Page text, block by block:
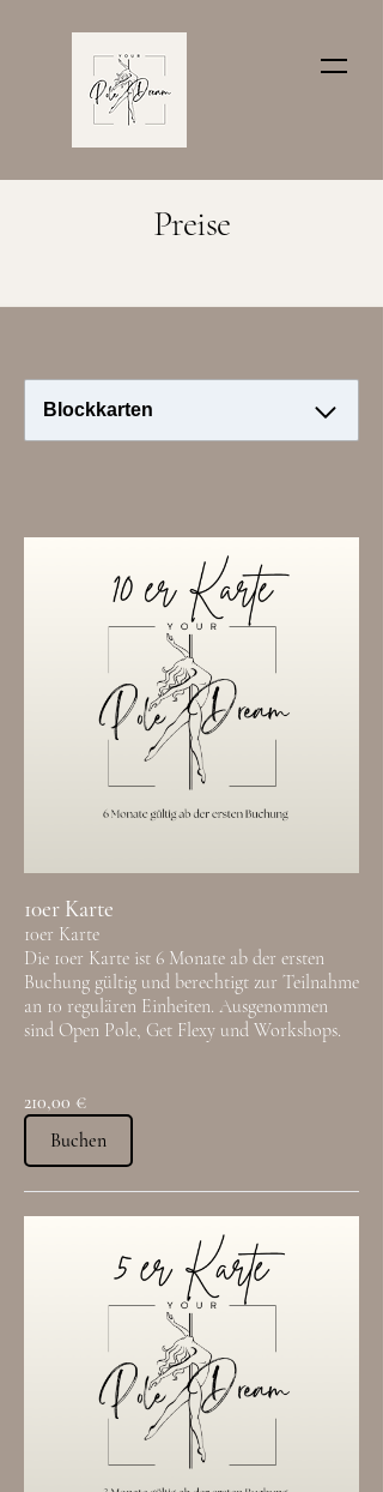
Preise
10er Karte
10er Karte
Die 10er Karte ist 6 Monate ab der ersten
Buchung gültig und berechtigt zur Teilnahme
an 10 regulären Einheiten. Ausgenommen
sind Open Pole, Get Flexy und Workshops.
210,00 €
Buchen